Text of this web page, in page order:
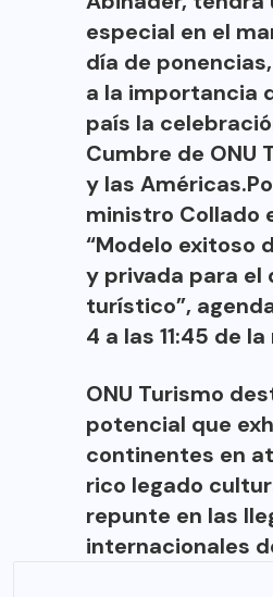
especial en el
día de
a la importancia
país la
Cumbre de ONU
y las
ministro Collado
“Modelo exitoso
y privada para el
turístico”,
4 a las 11:45 de
ONU Turismo
potencial que
continentes en
rico legado
repunte en las
internacionales